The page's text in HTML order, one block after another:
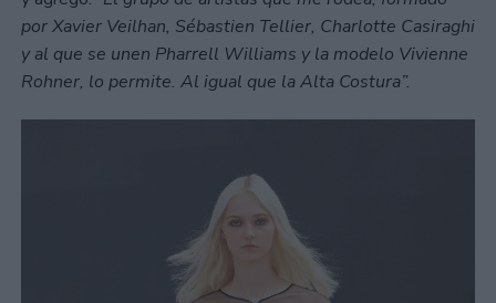
por Xavier Veilhan, Sébastien Tellier, Charlotte Casiraghi
y al que se unen Pharrell Williams y la modelo Vivienne
Rohner, lo permite. Al igual que la Alta Costura”.